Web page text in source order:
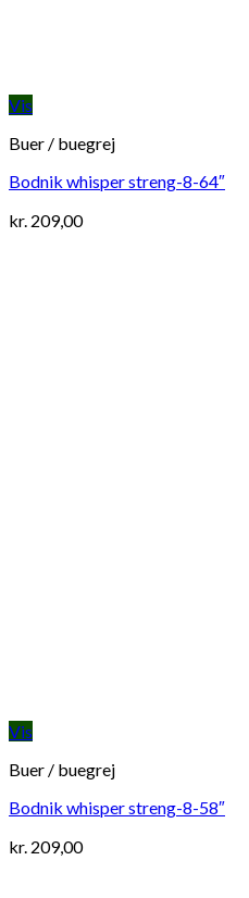
Vis
Buer / buegrej
Bodnik whisper streng-8-64″
kr. 209,00
Vis
Buer / buegrej
Bodnik whisper streng-8-58″
kr. 209,00